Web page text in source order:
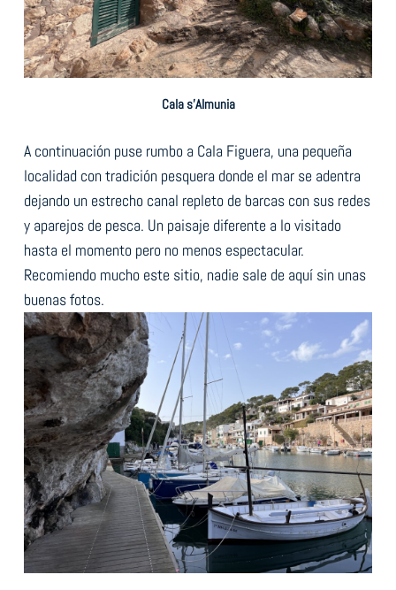
Cala s’Almunia
A continuación puse rumbo a Cala Figuera, una pequeña
localidad con tradición pesquera donde el mar se adentra
dejando un estrecho canal repleto de barcas con sus redes
y aparejos de pesca. Un paisaje diferente a lo visitado
hasta el momento pero no menos espectacular.
Recomiendo mucho este sitio, nadie sale de aquí sin unas
buenas fotos.